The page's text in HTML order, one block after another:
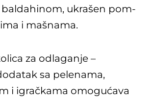
ukrašen pom-
i mašnama.
za odlaganje –
sa pelenama,
i igračkama omogućava